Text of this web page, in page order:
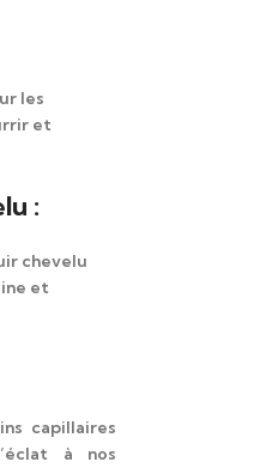
les
et
:
chevelu
et
capillaires
à nos